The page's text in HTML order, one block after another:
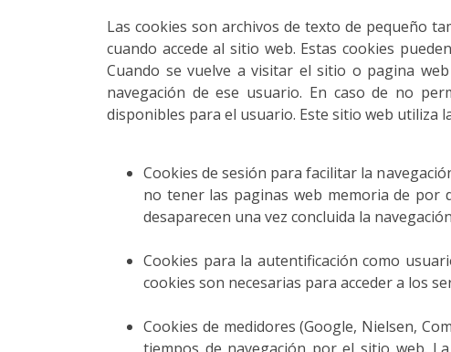
Las cookies son archivos de texto de pequeño
cuando accede al sitio web. Estas cookies
Cuando se vuelve a visitar el sitio o pagina
navegación de ese usuario. En caso de no
disponibles para el usuario. Este sitio web utiliza
Cookies de sesión para facilitar la
no tener las paginas web memoria de por
desaparecen una vez concluida la
Cookies para la autentificación como
cookies son necesarias para acceder a los
Cookies de medidores (Google, Nielsen,